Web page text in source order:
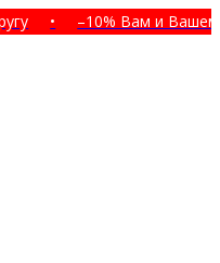
• –10% Вам и Вашему